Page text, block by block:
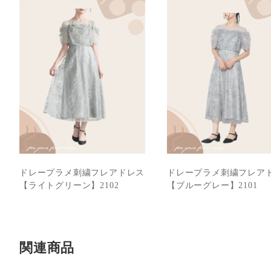
ドレープラメ刺繍フレアドレス
【ライトグリーン】2102
ドレープラメ刺繍フレア
【ブルーグレー】2101
関連商品